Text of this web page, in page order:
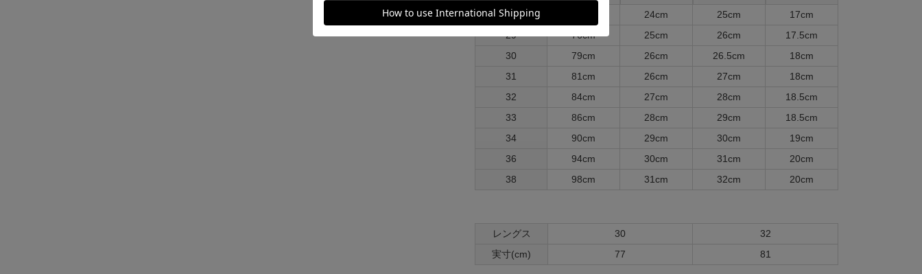
28
24cm 25cm
17cm
29
76cm 25cm 26cm
17.5cm
30
79cm 26cm 26.5cm
18cm
31
81cm 26cm 27cm
18cm
32
84cm 27cm 28cm
18.5cm
33
86cm 28cm 29cm
18.5cm
34
90cm 29cm 30cm
19cm
36
94cm 30cm 31cm
20cm
38
98cm 31cm 32cm 20cm
レングス 30
32
実寸(cm)
77 81